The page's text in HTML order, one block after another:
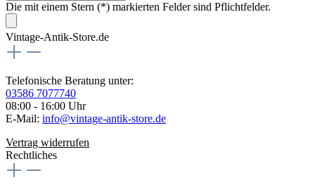
Die mit einem Stern (*) markierten Felder sind Pflichtfelder.
Vintage-Antik-Store.de
Telefonische Beratung unter:
03586 7077740
08:00 - 16:00 Uhr
E-Mail: info@vintage-antik-store.de
Vertrag widerrufen
Rechtliches